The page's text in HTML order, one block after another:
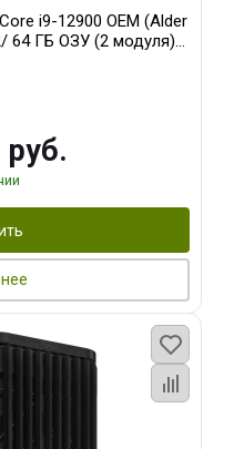
i9-12900 OEM (Alder
64 ГБ ОЗУ (2 модуля)/
GDDR7 256bit 3xDP
руб.